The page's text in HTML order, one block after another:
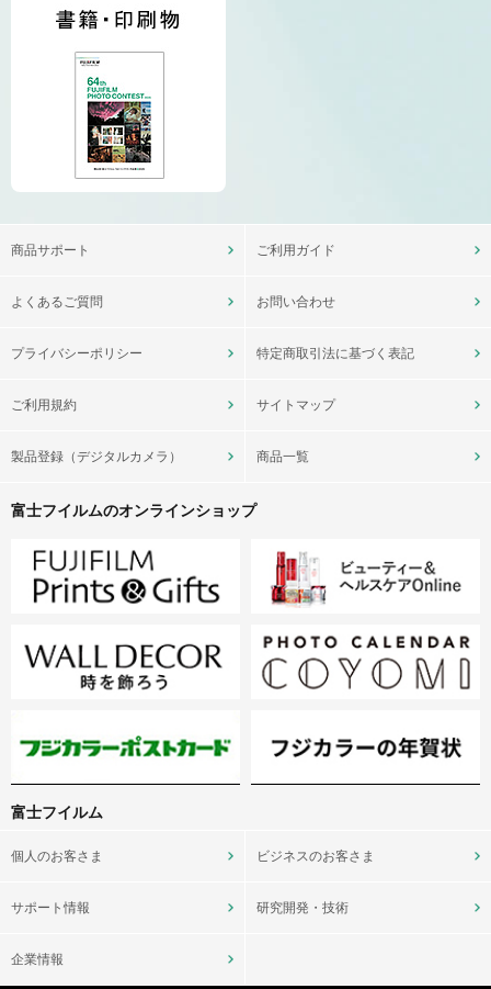
商品サポート ご利用ガイド
よくあるご質問 お問い合わせ
プライバシーポリシー 特定商取引法に基づく表記
ご利用規約 サイトマップ
製品登録（デジタルカメラ） 商品一覧
富士フイルムのオンラインショップ
富士フイルム
個人のお客さま ビジネスのお客さま
サポート情報 研究開発・技術
企業情報